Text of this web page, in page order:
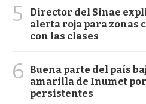
5
Director del Sinae
alerta roja para zonas
con las clases
6
Buena parte del país
amarilla de Inumet
persistentes